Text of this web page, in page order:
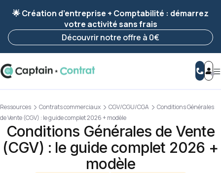
enregistrée 🚀
Reprendre ma démarche
🌟 Création d’entreprise + Comptabilité : démarrez
votre activité sans frais
Découvrir notre offre à 0€
Ressources Contrats commerciaux CGV/CGU/CGA
Conditions Générales
de Vente (CGV) : le guide complet 2026 + modèle
Conditions Générales de Vente
(CGV) : le guide complet 2026 +
modèle